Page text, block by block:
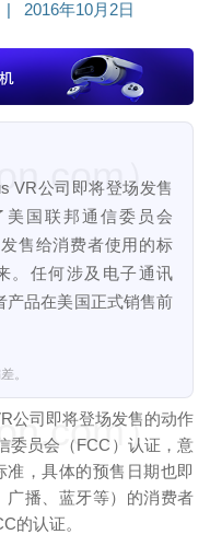
2016年10月2日
VR公司即将登场发售
美国联邦通信委员会
售给消费者使用的标
。任何涉及电子通讯
产品在美国正式销售前
。
公司即将登场发售的动作
委员会（FCC）认证，意
，具体的预售日期也即
广播、蓝牙等）的消费者
的认证。
）
）